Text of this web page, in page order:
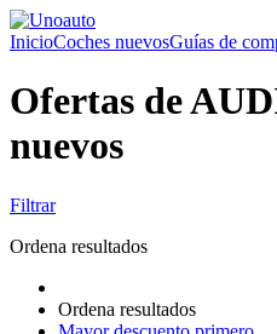
InicioCoches nuevosGuías de
Ofertas de
nuevos
Filtrar
Ordena resultados
Ordena resultados